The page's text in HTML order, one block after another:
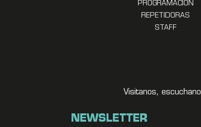
PROGRAMACION
REPETIDORAS
STAFF
Visitanos,
NEWSLETTER